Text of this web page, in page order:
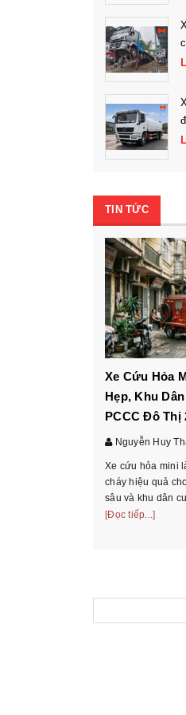
TIN TỨC
Xe Cứu Hỏa
Hẹp, Khu
PCCC Đô Thị
Nguyễn Huy
Xe cứu hỏa mini
cháy hiệu quả
sâu và khu dân
hỏa truyền thống
[Đọc tiếp...]